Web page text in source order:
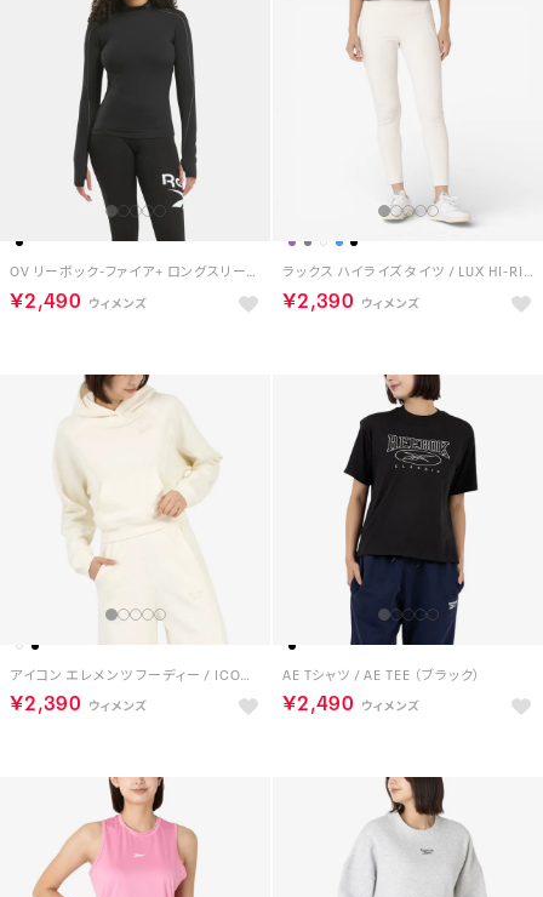
OV リーボック-ファイア+ ロングスリーブ / OV RBK-FIRE+ LONGSLEEVE （ブラック）
￥2,490
ラックス ハイライズ タイツ / LUX HI-RISE TIGHT （チョーク）
￥2,390
アイコン エレメンツ フーディー / ICON ELEMENTS FT HOODIE （チョーク）
￥2,390
AE Tシャツ / AE TEE （ブラック）
￥2,490